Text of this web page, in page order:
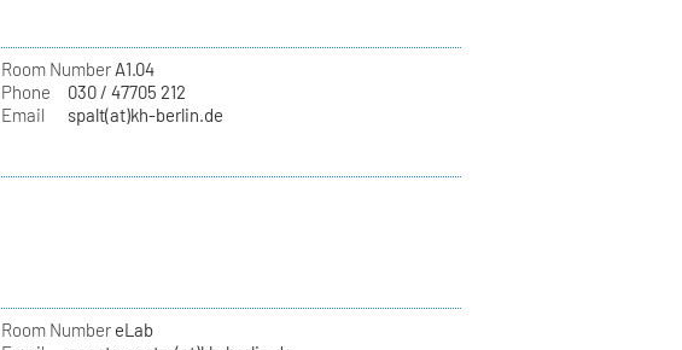
Room NumberA1.04
Phone
030 / 47705 212
Email
spalt(at)kh-berlin.de
Room NumbereLab